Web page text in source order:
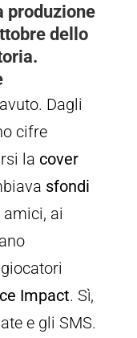
produzione
dello
Dagli
cifre
la cover
sfondi
ai
Impact. Sì,
e gli SMS.